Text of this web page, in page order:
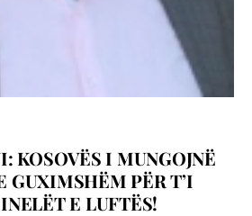
KOSOVËS I MUNGOJNË
GUXIMSHËM PËR T’I
E LUFTËS!